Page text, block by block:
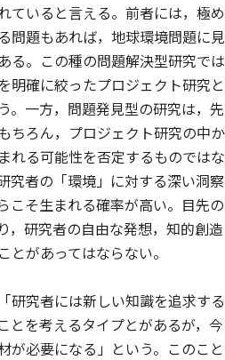
ていると言える。前者には，極め
問題もあれば，地球環境問題に見
る。この種の問題解決型研究では
明確に絞ったプロジェクト研究と
。一方，問題発見型の研究は，先
ちろん，プロジェクト研究の中か
れる可能性を否定するものではな
究者の「環境」に対する深い洞察
こそ生まれる確率が高い。目先の
，研究者の自由な発想，知的創造
があってはならない。
研究者には新しい知識を追求する
とを考えるタイプとがあるが，今
が必要になる」という。このこと